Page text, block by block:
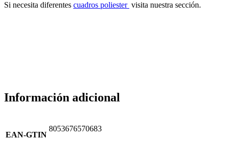
Si necesita diferentes cuadros poliester visita nuestra sección.
Información adicional
EAN-GTIN
8053676570683